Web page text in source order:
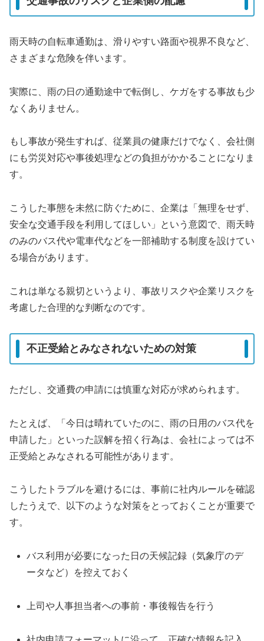
雨天時の自転車通勤は、滑りやすい路面や視界不良など、
さまざまな危険を伴います。
実際に、雨の日の通勤途中で転倒し、ケガをする事故も少
なくありません。
もし事故が発生すれば、従業員の健康だけでなく、会社側
にも労災対応や事後処理などの負担がかかることになりま
す。
こうした事態を未然に防ぐために、企業は「無理をせず、
安全な交通手段を利用してほしい」という意図で、雨天時
のみのバス代や電車代などを一部補助する制度を設けてい
る場合があります。
これは単なる親切というより、事故リスクや企業リスクを
考慮した合理的な判断なのです。
不正受給とみなされないための対策
ただし、交通費の申請には慎重な対応が求められます。
たとえば、「今日は晴れていたのに、雨の日用のバス代を
申請した」といった誤解を招く行為は、会社によっては不
正受給とみなされる可能性があります。
こうしたトラブルを避けるには、事前に社内ルールを確認
したうえで、以下のような対策をとっておくことが重要で
す。
バス利用が必要になった日の天候記録（気象庁のデ
ータなど）を控えておく
上司や人事担当者への事前・事後報告を行う